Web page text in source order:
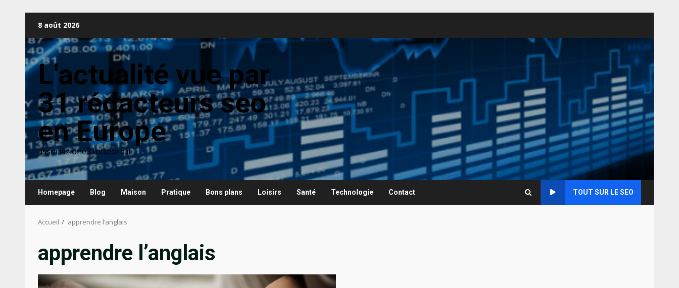
contenu
8 août 2026
L'actualité vue par
31 rédacteurs seo
en Europe
associazione31ottobre.it
Homepage Blog Maison Pratique Bons plans Loisirs Santé Technologie Contact TOUT SUR LE SEO
Accueil apprendre l’anglais
apprendre l’anglais